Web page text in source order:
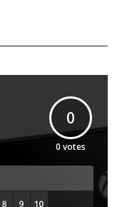
0
0 votes